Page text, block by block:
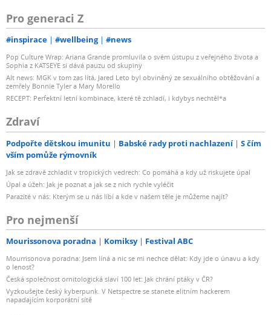
Pro generaci Z
#inspirace #wellbeing #news
Pop Culture Wrap: Ariana Grande promluvila o svém ústupu z veřejného života a
Sophia z KATSEYE si dává pauzu od skupiny
Alt news: MGK v tom zas lítá, Jared Leto byl obviněný ze sexuálního obtěžování a
zemřely Bonnie Tyler a Mary Morello
RECEPT: Perfektní letní kombinace, které tě zchladí, i kdybys nechtěl*a
Zdraví
Podpořte dětskou imunitu Babské rady proti nachlazení
S čím
vším pomůže rýmovník
Jak se zdravě zchladit v tropických vedrech: Co pomáhá a kdy už riskujete úpal
Úpal a úžeh: Jak je poznat a jak se z nich rychle vyléčit
Parazité v nás: Kterým se u nás líbí a kde v našem těle je můžeme najít?
Pro nejmenší
Mourissonova poradna Komiksy Festival ABC
Mourrisonova poradna: Jsem líná a nic se mi nechce dělat: Kdy jde o únavu a kdy
o lenost?
Česká společnost ornitologická slaví 100 let: Jak chrání ptáky v ČR?
Vyzkoušejte český kyberpunk. V Netspectre se stanete elitním hackerem
napadajícím korporátní sítě